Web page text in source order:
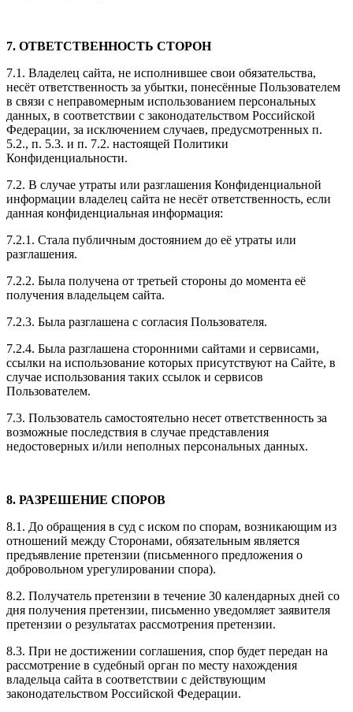
7. ОТВЕТСТВЕННОСТЬ СТОРОН
7.1. Владелец сайта, не исполнившее свои обязательства,
несёт ответственность за убытки, понесённые Пользователем
в связи с неправомерным использованием персональных
данных, в соответствии с законодательством Российской
Федерации, за исключением случаев, предусмотренных п.
5.2., п. 5.3. и п. 7.2. настоящей Политики
Конфиденциальности.
7.2. В случае утраты или разглашения Конфиденциальной
информации владелец сайта не несёт ответственность, если
данная конфиденциальная информация:
7.2.1. Стала публичным достоянием до её утраты или
разглашения.
7.2.2. Была получена от третьей стороны до момента её
получения владельцем сайта.
7.2.3. Была разглашена с согласия Пользователя.
7.2.4. Была разглашена сторонними сайтами и сервисами,
ссылки на использование которых присутствуют на Сайте, в
случае использования таких ссылок и сервисов
Пользователем.
7.3. Пользователь самостоятельно несет ответственность за
возможные последствия в случае представления
недостоверных и/или неполных персональных данных.
8. РАЗРЕШЕНИЕ СПОРОВ
8.1. До обращения в суд с иском по спорам, возникающим из
отношений между Сторонами, обязательным является
предъявление претензии (письменного предложения о
добровольном урегулировании спора).
8.2. Получатель претензии в течение 30 календарных дней со
дня получения претензии, письменно уведомляет заявителя
претензии о результатах рассмотрения претензии.
8.3. При не достижении соглашения, спор будет передан на
рассмотрение в судебный орган по месту нахождения
владельца сайта в соответствии с действующим
законодательством Российской Федерации.